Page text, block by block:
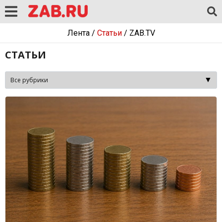
Лента/ Статьи/ ZAB.TV
СТАТЬИ